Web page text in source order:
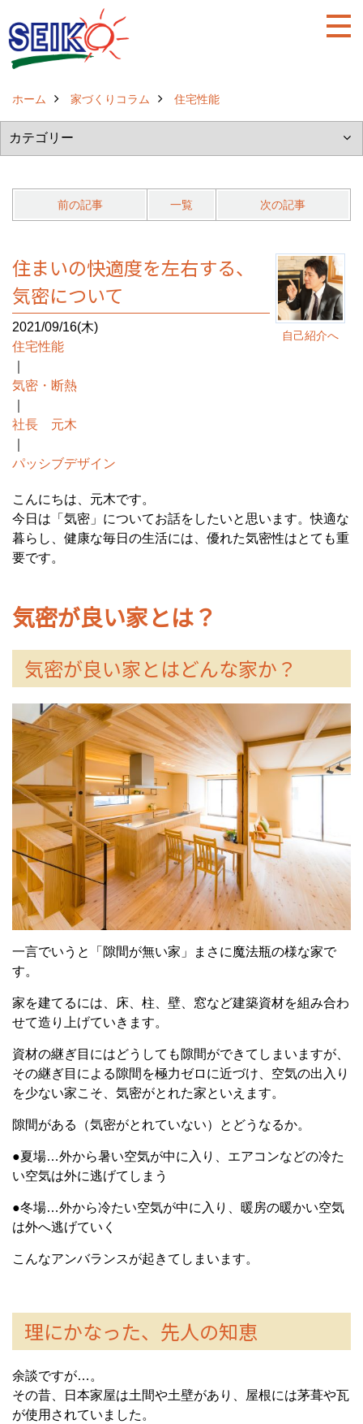
ホーム 家づくりコラム 住宅性能
前の記事 一覧 次の記事
自己紹介へ
住まいの快適度を左右する、
気密について
2021/09/16(木)
住宅性能
気密・断熱
社長 元木
パッシブデザイン
こんにちは、元木です。
今日は「気密」についてお話をしたいと思います。快適な
暮らし、健康な毎日の生活には、優れた気密性はとても重
要です。
気密が良い家とは？
気密が良い家とはどんな家か？
一言でいうと「隙間が無い家」まさに魔法瓶の様な家で
す。
家を建てるには、床、柱、壁、窓など建築資材を組み合わ
せて造り上げていきます。
資材の継ぎ目にはどうしても隙間ができてしまいますが、
その継ぎ目による隙間を極力ゼロに近づけ、空気の出入り
を少ない家こそ、気密がとれた家といえます。
隙間がある（気密がとれていない）とどうなるか。
●夏場…外から暑い空気が中に入り、エアコンなどの冷た
い空気は外に逃げてしまう
●冬場…外から冷たい空気が中に入り、暖房の暖かい空気
は外へ逃げていく
こんなアンバランスが起きてしまいます。
理にかなった、先人の知恵
余談ですが…。
その昔、日本家屋は土間や土壁があり、屋根には茅葺や瓦
が使用されていました。